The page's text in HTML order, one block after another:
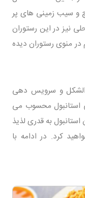
و سیب زمینی های پر
نیز در این رستوران
منوی رستوران دیده
الشکل و سرویس دهی
محسوب می
به قدری لذیذ
کرد. در ادامه با